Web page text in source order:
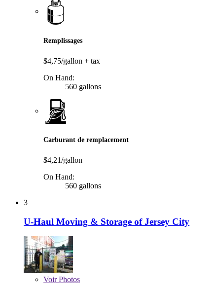
Remplissages
$4,75/gallon + tax
On Hand:
560 gallons
Carburant de remplacement
$4,21/gallon
On Hand:
560 gallons
3
U-Haul Moving & Storage of Jersey City
VoirPhotos